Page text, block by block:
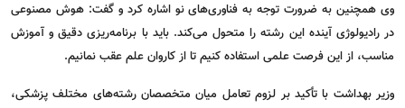
وی همچنین به ضرورت توجه به فناوری‌های نو اشاره کرد و گفت: هوش مصنوعی
در رادیولوژی آینده این رشته را متحول می‌کند. باید با برنامه‌ریزی دقیق و آموزش
مناسب، از این فرصت علمی استفاده کنیم تا از کاروان علم عقب نمانیم.
وزیر بهداشت با تأکید بر لزوم تعامل میان متخصصان رشته‌های مختلف پزشکی،